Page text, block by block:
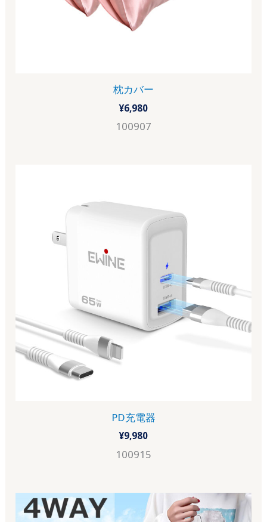
枕カバー
¥6,980
100907
PD充電器
¥9,980
100915